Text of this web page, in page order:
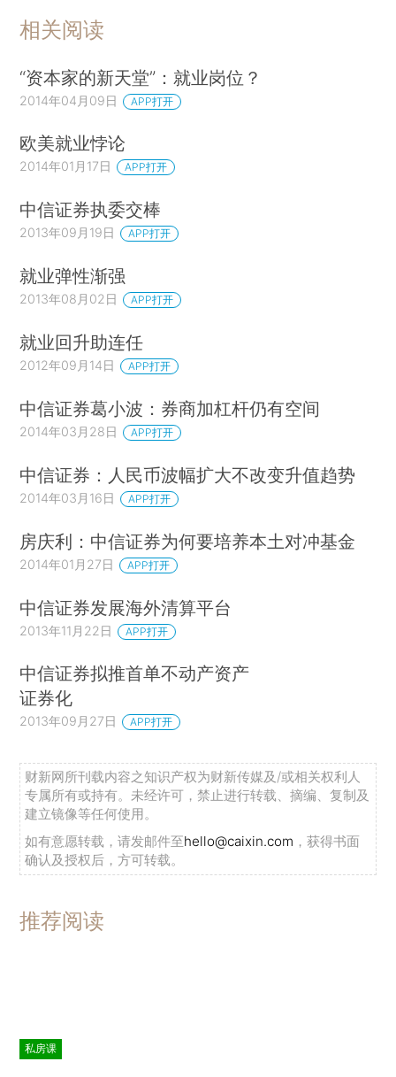
相关阅读
“资本家的新天堂”：就业岗位？
2014年04月09日 APP打开
欧美就业悖论
2014年01月17日 APP打开
中信证券执委交棒
2013年09月19日 APP打开
就业弹性渐强
2013年08月02日 APP打开
就业回升助连任
2012年09月14日 APP打开
中信证券葛小波：券商加杠杆仍有空间
2014年03月28日 APP打开
中信证券：人民币波幅扩大不改变升值趋势
2014年03月16日 APP打开
房庆利：中信证券为何要培养本土对冲基金
2014年01月27日 APP打开
中信证券发展海外清算平台
2013年11月22日 APP打开
中信证券拟推首单不动产资产
证券化
2013年09月27日 APP打开
财新网所刊载内容之知识产权为财新传媒及/或相关权利人
专属所有或持有。未经许可，禁止进行转载、摘编、复制及
建立镜像等任何使用。
如有意愿转载，请发邮件至hello@caixin.com ，获得书面
确认及授权后，方可转载。
推荐阅读
私房课